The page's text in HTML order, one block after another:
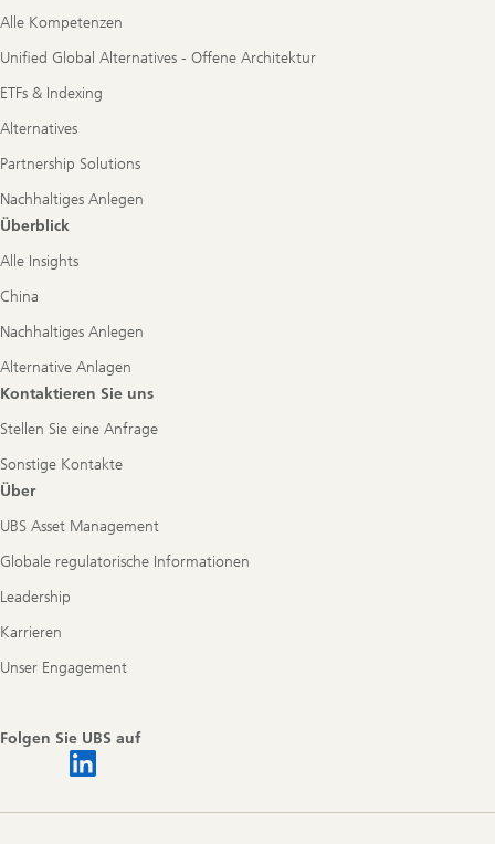
Alle Kompetenzen
Unified Global Alternatives - Offene Architektur
ETFs & Indexing
Alternatives
Partnership Solutions
Nachhaltiges Anlegen
Überblick
Alle Insights
China
Nachhaltiges Anlegen
Alternative Anlagen
Kontaktieren Sie uns
Stellen Sie eine Anfrage
Sonstige Kontakte
Über
UBS Asset Management
Globale regulatorische Informationen
Leadership
Karrieren
Unser Engagement
Folgen Sie UBS auf